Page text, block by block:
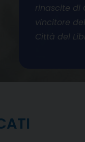
rinascite di
vincitore
Città del